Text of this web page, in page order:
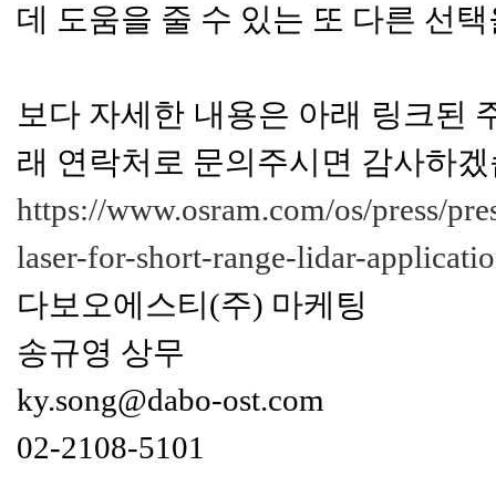
데 도움을 줄 수 있는 또 다른 선
보다 자세한 내용은 아래 링크된
래 연락처로 문의주시면 감사하
https://www.osram.com/os/press/
laser-for-short-range-lidar-
다보오에스티(주) 마케팅
송규영 상무
ky.song@dabo-ost.com
02-2108-5101